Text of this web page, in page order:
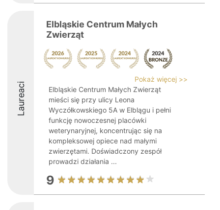
Laureaci
Elbląskie Centrum Małych
Zwierząt
Pokaż więcej >>
Elbląskie Centrum Małych Zwierząt
mieści się przy ulicy Leona
Wyczółkowskiego 5A w Elblągu i pełni
funkcję nowoczesnej placówki
weterynaryjnej, koncentrując się na
kompleksowej opiece nad małymi
zwierzętami. Doświadczony zespół
prowadzi działania ...
9